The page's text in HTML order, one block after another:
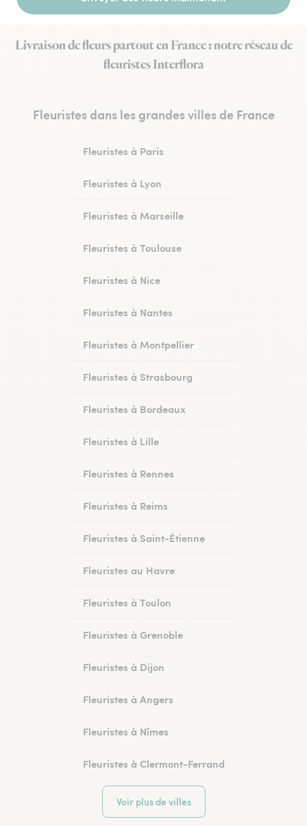
Livraison de fleurs partout en France : notre réseau de
fleuristes Interflora
Fleuristes dans les grandes villes de France
Fleuristes à Paris
Fleuristes à Lyon
Fleuristes à Marseille
Fleuristes à Toulouse
Fleuristes à Nice
Fleuristes à Nantes
Fleuristes à Montpellier
Fleuristes à Strasbourg
Fleuristes à Bordeaux
Fleuristes à Lille
Fleuristes à Rennes
Fleuristes à Reims
Fleuristes à Saint-Étienne
Fleuristes au Havre
Fleuristes à Toulon
Fleuristes à Grenoble
Fleuristes à Dijon
Fleuristes à Angers
Fleuristes à Nîmes
Fleuristes à Clermont-Ferrand
Voir plus de villes